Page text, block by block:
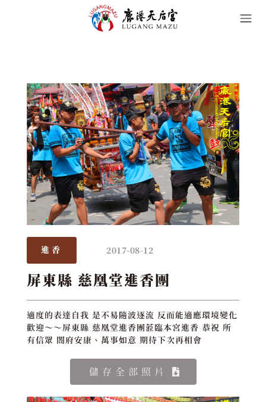
進香 2017-08-12
屏東縣 慈凰堂進香團
適度的表達自我 是不易隨波逐流 反而能適應環境變化
歡迎～～屏東縣 慈凰堂進香團蒞臨本宮進香 恭祝 所
有信眾 閤府安康、萬事如意 期待下次再相會
儲存全部照片